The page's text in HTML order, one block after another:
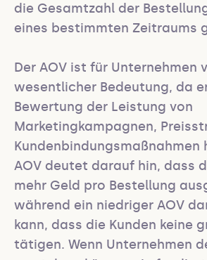
die Gesamtzahl der
eines bestimmten Zeitraums
Der AOV ist für Unternehmen
wesentlicher Bedeutung, da
Bewertung der Leistung von
Marketingkampagnen,
Kundenbindungsmaßnahmen
AOV deutet darauf hin, dass
mehr Geld pro Bestellung
während ein niedriger AOV
kann, dass die Kunden keine
tätigen. Wenn Unternehmen